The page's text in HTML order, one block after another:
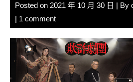
Posted on 2021 年 10 月 30 日 | By
| 1 comment